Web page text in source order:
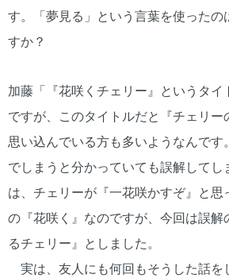
す。「夢見る」という言葉を使ったの
すか？
加藤「『花咲くチェリー』というタイ
ですが、このタイトルだと『チェリー
思い込んでいる方も多いようなんです
でしまうと分かっていても誤解して
は、チェリーが『一花咲かすぞ』と
の『花咲く』なのですが、今回は誤解
るチェリー』としました。
実は、友人にも何回もそうした話を